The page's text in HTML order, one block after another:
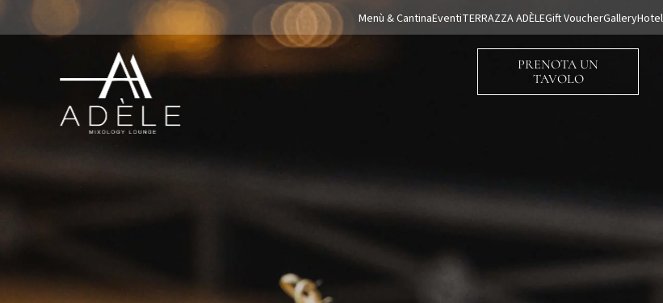
PRENOTA UN
TAVOLO
Menù & CantinaEventiTERRAZZA ADÈLEGift VoucherGalleryHotel